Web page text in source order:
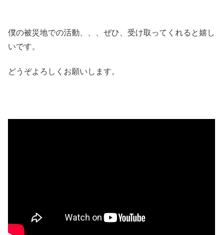
僕の被災地での活動、、、ぜひ、受け取ってくれると嬉し
いです。
どうぞよろしくお願いします。